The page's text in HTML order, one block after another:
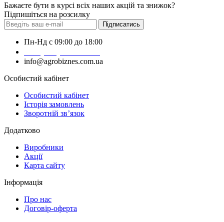
Бажаєте бути в курсі всіх наших акцій та знижок?
Підпишіться на розсилку
Підписатись
Пн-Нд с 09:00 до 18:00
info@agrobiznes.com.ua
Особистий кабінет
Особистий кабінет
Історія замовлень
Зворотній зв’язок
Додатково
Виробники
Акції
Карта сайту
Інформація
Про нас
Договір-оферта